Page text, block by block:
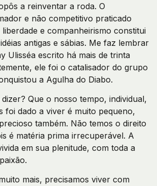
a reinventar a roda. O
e não competitivo praticado
e companheirismo constitui
antigas e sábias. Me faz lembrar
Ulisséa escrito há mais de trinta
ele foi o catalisador do grupo
a Agulha do Diabo.
Que o nosso tempo, individual,
foi dado a viver é muito pequeno,
também. Não temos o direito
é matéria prima irrecuperável. A
em sua plenitude, com toda a
mais, precisamos viver com